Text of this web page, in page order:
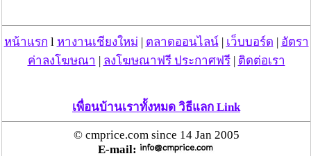
แม่สะเรียง ลุยตรวจ “สกุชชี่“ ของเล่นอันตราย พบไร้
มาตรฐานเสี่ยงอันตราย สั่งห้ามขาย-เตือนภัยผู้
“ลาว” ส่ง “24 คนไทย” กลับประเทศผ่านด่าน
เชียงของ เพื่อดำเนินการตามกฎหมาย พบส่วนใหญ่มี
เอี่ยวแก๊งคอลเซ็นเตอร์
หน้าแรก l หางานเชียงใหม่ | ตลาดออนไลน์| เว็บบอร์ด | อัตรา
ค่าลงโฆษณา | ลงโฆษณาฟรี ประกาศฟรี| ติดต่อเรา
เพื่อนบ้านเราทั้งหมด วิธีแลก Link
© cmprice.com since 14 Jan 2005
E-mail: